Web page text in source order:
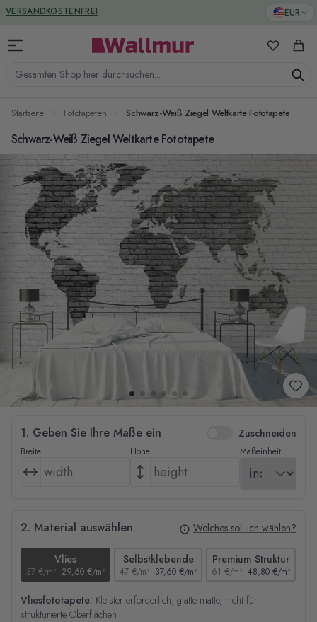
Zum Inhalt springen EUR
Gesamten Shop hier durchsuchen...
Meine
VERSANDKOSTENFREI
GREENGUARD ZERTIFIZIERT
Startseite Fototapeten Schwarz-Weiß Ziegel Weltkarte Fototapete
Schwarz-Weiß Ziegel Weltkarte Fototapete
1. Geben Sie Ihre Maße ein Zuschneiden
Breite Höhe Maßeinheit
2. Material auswählen Welches soll ich wählen?
Vlies
37 €/m² 29,60 €/m²
Selbstklebende
47 €/m² 37,60 €/m²
Premium Struktur
61 €/m² 48,80 €/m²
Vliesfototapete: Kleister erforderlich, glatte matte, nicht für
strukturierte Oberflächen